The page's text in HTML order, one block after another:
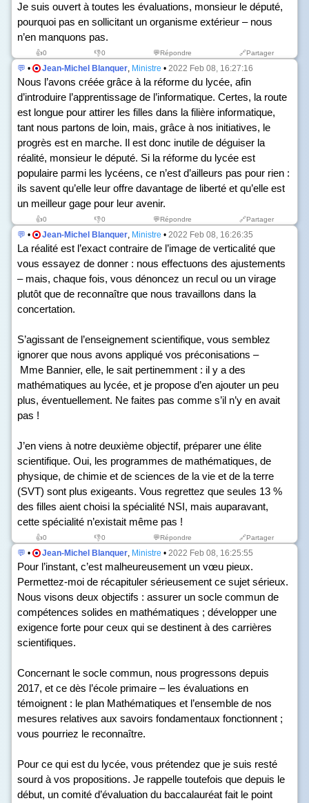
Je suis ouvert à toutes les évaluations, monsieur le député,
pourquoi pas en sollicitant un organisme extérieur – nous
n’en manquons pas.
👍0 👎0 💬Répondre 🔗Partager
💬 • Jean-Michel Blanquer, Ministre • 2022 Feb 08, 16:27:16
Nous l’avons créée grâce à la réforme du lycée, afin
d’introduire l’apprentissage de l’informatique. Certes, la route
est longue pour attirer les filles dans la filière informatique,
tant nous partons de loin, mais, grâce à nos initiatives, le
progrès est en marche. Il est donc inutile de déguiser la
réalité, monsieur le député. Si la réforme du lycée est
populaire parmi les lycéens, ce n’est d’ailleurs pas pour rien :
ils savent qu’elle leur offre davantage de liberté et qu’elle est
un meilleur gage pour leur avenir.
👍0 👎0 💬Répondre 🔗Partager
💬 • Jean-Michel Blanquer, Ministre • 2022 Feb 08, 16:26:35
La réalité est l’exact contraire de l’image de verticalité que
vous essayez de donner : nous effectuons des ajustements
– mais, chaque fois, vous dénoncez un recul ou un virage
plutôt que de reconnaître que nous travaillons dans la
concertation.
S’agissant de l’enseignement scientifique, vous semblez
ignorer que nous avons appliqué vos préconisations –
Mme Bannier, elle, le sait pertinemment : il y a des
mathématiques au lycée, et je propose d’en ajouter un peu
plus, éventuellement. Ne faites pas comme s’il n’y en avait
pas !
J’en viens à notre deuxième objectif, préparer une élite
scientifique. Oui, les programmes de mathématiques, de
physique, de chimie et de sciences de la vie et de la terre
(SVT) sont plus exigeants. Vous regrettez que seules 13 %
des filles aient choisi la spécialité NSI, mais auparavant,
cette spécialité n’existait même pas !
👍0 👎0 💬Répondre 🔗Partager
💬 • Jean-Michel Blanquer, Ministre • 2022 Feb 08, 16:25:55
Pour l’instant, c’est malheureusement un vœu pieux.
Permettez-moi de récapituler sérieusement ce sujet sérieux.
Nous visons deux objectifs : assurer un socle commun de
compétences solides en mathématiques ; développer une
exigence forte pour ceux qui se destinent à des carrières
scientifiques.
Concernant le socle commun, nous progressons depuis
2017, et ce dès l’école primaire – les évaluations en
témoignent : le plan Mathématiques et l’ensemble de nos
mesures relatives aux savoirs fondamentaux fonctionnent ;
vous pourriez le reconnaître.
Pour ce qui est du lycée, vous prétendez que je suis resté
sourd à vos propositions. Je rappelle toutefois que depuis le
début, un comité d’évaluation du baccalauréat fait le point